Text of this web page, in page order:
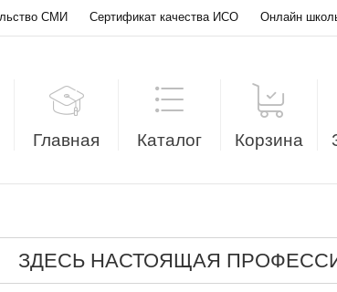
СМИ Сертификат качества ИСО Онлайн
Главная Каталог Корзина
ЗДЕСЬ НАСТОЯЩАЯ